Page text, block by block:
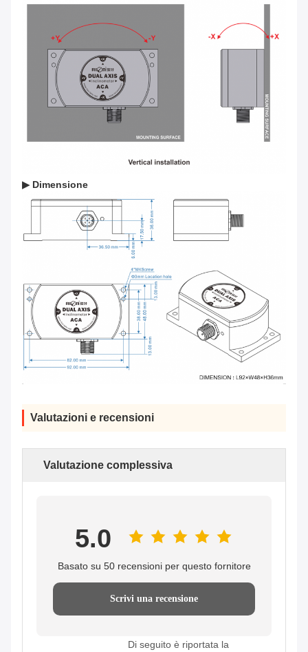
▶ Dimensione
Valutazioni e recensioni
Valutazione complessiva
5.0
Basato su 50 recensioni per questo fornitore
Scrivi una recensione
Di seguito è riportata la